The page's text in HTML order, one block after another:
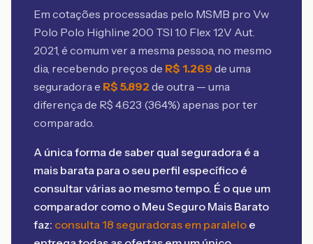
Em cotações processadas pelo MSMB pro Vw
Polo Polo Highline 200 TSI 1.0 Flex 12V Aut.
2021, é comum ver a mesma pessoa, no mesmo
dia, recebendo preços de R$ 1.269 de uma
seguradora e R$ 5.892 de outra — uma
diferença de R$ 4.623 (364%) apenas por ter
comparado.
A única forma de saber qual seguradora é a
mais barata para o seu perfil específico é
consultar várias ao mesmo tempo. É o que um
comparador como o Meu Seguro Mais Barato
faz: consulta 18 seguradoras em paralelo e